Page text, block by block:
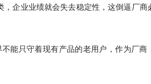
企业业绩就会失去稳定性，这倒逼厂商
能只守着现有产品的老用户，作为厂商